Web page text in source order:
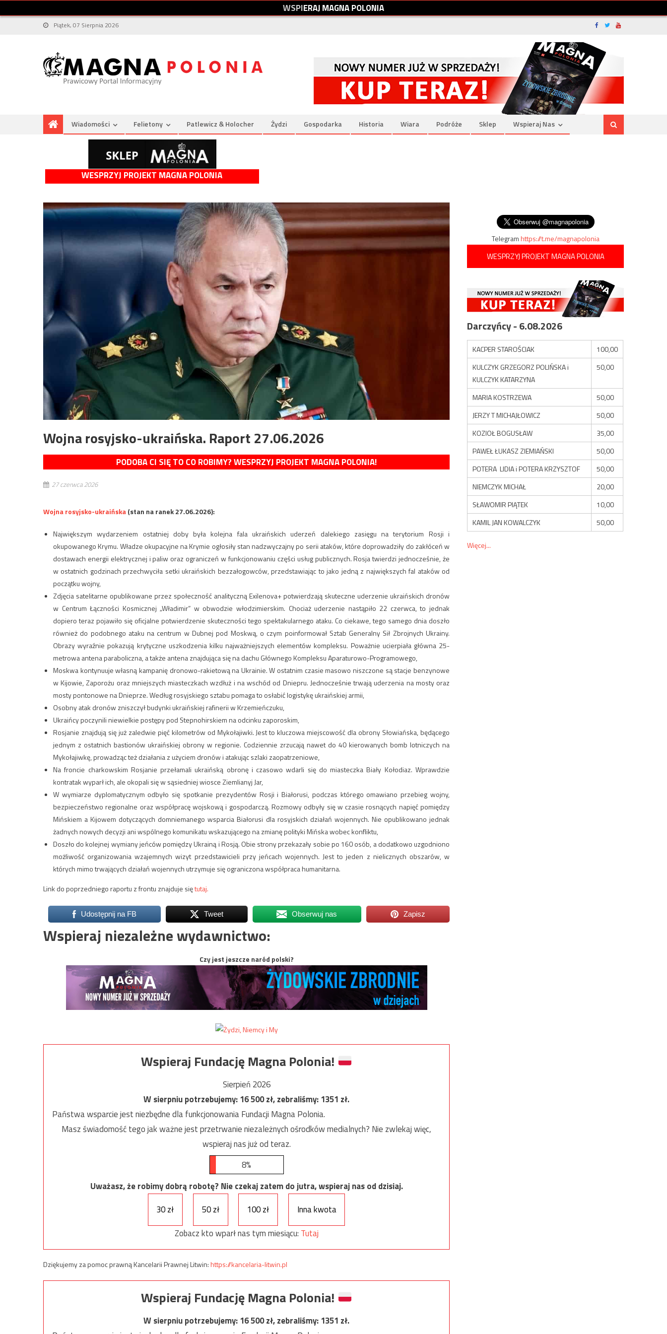
WSPIERAJMAGNAPOLONIA
Piątek, 07 Sierpnia 2026
Wiadomości Felietony Patlewicz & Holocher Żydzi Gospodarka Historia Wiara Podróże Sklep Wspieraj Nas
WESPRZYJ PROJEKT MAGNA POLONIA
Wojna rosyjsko-ukraińska. Raport 27.06.2026
PODOBA CI SIĘ TO CO ROBIMY? WESPRZYJ PROJEKT MAGNA POLONIA!
27 czerwca 2026
Wojna rosyjsko-ukraińska(stan na ranek 27.06.2026):
Największym wydarzeniem ostatniej doby była kolejna fala ukraińskich uderzeń dalekiego zasięgu na terytorium Rosji i
okupowanego Krymu. Władze okupacyjne na Krymie ogłosiły stan nadzwyczajny po serii ataków, które doprowadziły do zakłóceń w
dostawach energii elektrycznej i paliw oraz ograniczeń w funkcjonowaniu części usług publicznych. Rosja twierdzi jednocześnie, że
w ostatnich godzinach przechwyciła setki ukraińskich bezzałogowców, przedstawiając to jako jedną z największych fal ataków od
początku wojny,
Zdjęcia satelitarne opublikowane przez społeczność analityczną Exilenova+ potwierdzają skuteczne uderzenie ukraińskich dronów
w Centrum Łączności Kosmicznej „Władimir” w obwodzie włodzimierskim. Chociaż uderzenie nastąpiło 22 czerwca, to jednak
dopiero teraz pojawiło się oficjalne potwierdzenie skuteczności tego spektakularnego ataku. Co ciekawe, tego samego dnia doszło
również do podobnego ataku na centrum w Dubnej pod Moskwą, o czym poinformował Sztab Generalny Sił Zbrojnych Ukrainy.
Obrazy wyraźnie pokazują krytyczne uszkodzenia kilku najważniejszych elementów kompleksu. Poważnie ucierpiała główna 25-
metrowa antena paraboliczna, a także antena znajdująca się na dachu Głównego Kompleksu Aparaturowo-Programowego,
Moskwa kontynuuje własną kampanię dronowo-rakietową na Ukrainie. W ostatnim czasie masowo niszczone są stacje benzynowe
w Kijowie, Zaporożu oraz mniejszych miasteczkach wzdłuż i na wschód od Dniepru. Jednocześnie trwają uderzenia na mosty oraz
mosty pontonowe na Dnieprze. Według rosyjskiego sztabu pomaga to osłabić logistykę ukraińskiej armii,
Osobny atak dronów zniszczył budynki ukraińskiej rafinerii w Krzemieńczuku,
Ukraińcy poczynili niewielkie postępy pod Stepnohirskiem na odcinku zaporoskim,
Rosjanie znajdują się już zaledwie pięć kilometrów od Mykołajiwki. Jest to kluczowa miejscowość dla obrony Słowiańska, będącego
jednym z ostatnich bastionów ukraińskiej obrony w regionie. Codziennie zrzucają nawet do 40 kierowanych bomb lotniczych na
Mykołajiwkę, prowadząc też działania z użyciem dronów i atakując szlaki zaopatrzeniowe,
Na froncie charkowskim Rosjanie przełamali ukraińską obronę i czasowo wdarli się do miasteczka Biały Kołodiaz. Wprawdzie
kontratak wyparł ich, ale okopali się w sąsiedniej wiosce Ziemlianyj Jar,
W wymiarze dyplomatycznym odbyło się spotkanie prezydentów Rosji i Białorusi, podczas którego omawiano przebieg wojny,
bezpieczeństwo regionalne oraz współpracę wojskową i gospodarczą. Rozmowy odbyły się w czasie rosnących napięć pomiędzy
Mińskiem a Kijowem dotyczących domniemanego wsparcia Białorusi dla rosyjskich działań wojennych. Nie opublikowano jednak
żadnych nowych decyzji ani wspólnego komunikatu wskazującego na zmianę polityki Mińska wobec konfliktu,
Doszło do kolejnej wymiany jeńców pomiędzy Ukrainą i Rosją. Obie strony przekazały sobie po 160 osób, a dodatkowo uzgodniono
możliwość organizowania wzajemnych wizyt przedstawicieli przy jeńcach wojennych. Jest to jeden z nielicznych obszarów, w
których mimo trwających działań wojennych utrzymuje się ograniczona współpraca humanitarna.
Link do poprzedniego raportu z frontu znajduje siętutaj.
Udostępnij na FB Tweet Obserwuj nas Zapisz
Wspieraj niezależne wydawnictwo:
Czy jest jeszcze naród polski?
Wspieraj Fundację Magna Polonia!
Sierpień 2026
W sierpniu potrzebujemy:16 500zł, zebraliśmy:1351 zł.
Państwa wsparcie jest niezbędne dla funkcjonowania Fundacji Magna Polonia.
Masz świadomość tego jak ważne jest przetrwanie niezależnych ośrodków medialnych? Nie zwlekaj więc,
wspieraj nas już od teraz.
8%
Uważasz, że robimy dobrą robotę? Nie czekaj zatem do jutra, wspieraj nas od dzisiaj.
30 zł
50 zł 100 zł
Inna kwota
Zobacz kto wparł nas tym miesiącu: Tutaj
Dziękujemy za pomoc prawną Kancelarii Prawnej Litwin:https://kancelaria-litwin.pl
Wspieraj Fundację Magna Polonia!
W sierpniu potrzebujemy:16 500zł, zebraliśmy:1351 zł.
Telegramhttps://t.me/magnapolonia
WESPRZYJ PROJEKT MAGNA POLONIA
Darczyńcy - 6.08.2026
KACPER STAROŚCIAK
100,00
KULCZYK GRZEGORZ POLIŃSKA i
KULCZYK KATARZYNA
50,00
MARIA KOSTRZEWA
50,00
JERZY T MICHAJŁOWICZ
50,00
KOZIOŁ BOGUSŁAW
35,00
PAWEŁ ŁUKASZ ZIEMIAŃSKI
50,00
POTERA LIDIA i POTERA KRZYSZTOF
50,00
NIEMCZYK MICHAŁ
20,00
SŁAWOMIR PIĄTEK
10,00
KAMIL JAN KOWALCZYK
50,00
Więcej...